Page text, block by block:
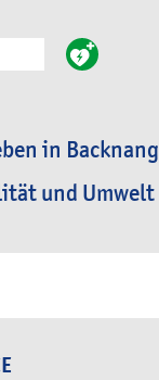
in Backnang
und Umwelt